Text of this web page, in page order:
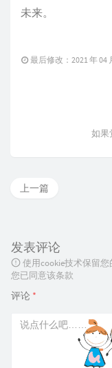
未来。
最后修改：2021 年 04
如果
上一篇
发表评论
使用cookie技术保留
您已同意该条款
评论 *